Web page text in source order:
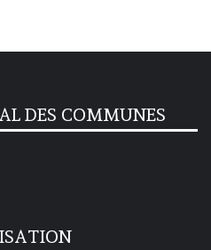
DES COMMUNES